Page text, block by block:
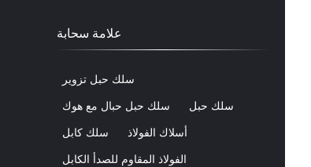
علامة سحابة
سلك حبل تزوير
سلك حبل حبال مع هوك
سلك حبل
سلك كابل
أسلاك الفولاذ
الفولاذ المقاوم للصدأ الكابل